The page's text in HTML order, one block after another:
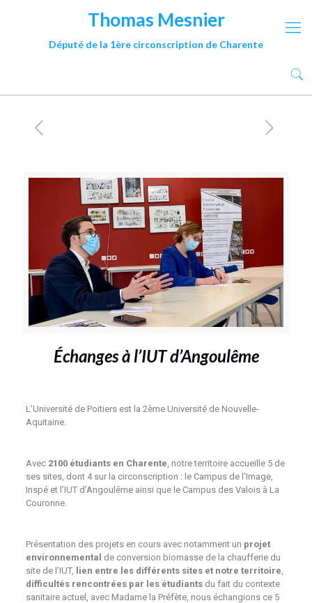
Thomas Mesnier
Député de la 1ère circonscription de Charente
Échanges à l’IUT d’Angoulême
L’Université de Poitiers est la 2ème Université de Nouvelle-
Aquitaine.
Avec 2100 étudiants en Charente , notre territoire accueille 5 de
ses sites, dont 4 sur la circonscription : le Campus de l’Image,
Inspé et l’IUT d’Angoulême ainsi que le Campus des Valois à La
Couronne.
Présentation des projets en cours avec notamment un projet
environnemental de conversion biomasse de la chaufferie du
site de l’IUT, lien entre les différents sites et notre territoire
difficultés rencontrées par les étudiantsdu fait du contexte
sanitaire actuel, avec Madame la Préfète, nous échangions ce 5